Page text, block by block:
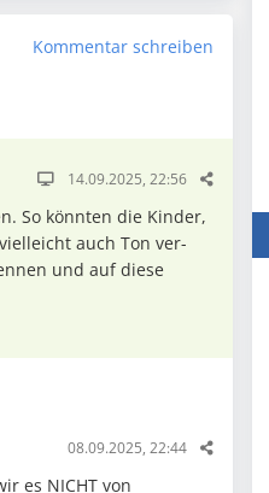
Kommentar schreiben
14.09.2025, 22:56
So könnten die Kinder,
auch Ton ver­
und auf diese
08.09.2025, 22:44
es NICHT von